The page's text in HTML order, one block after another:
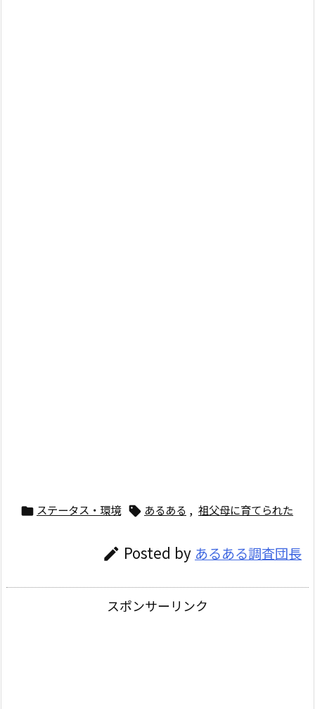
 ステータス・環境  あるある , 祖父母に育てられた
 Posted by あるある調査団長
スポンサーリンク